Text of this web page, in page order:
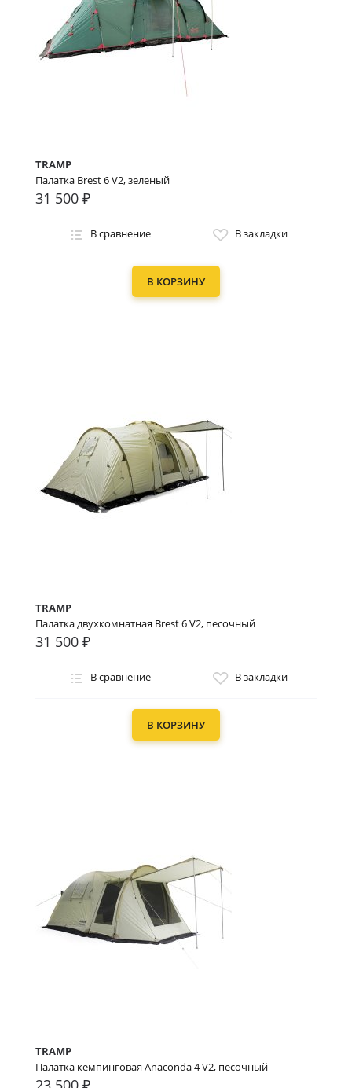
TRAMP
Палатка Brest 6 V2, зеленый
31 500 ₽
В сравнение В закладки
В КОРЗИНУ
TRAMP
Палатка двухкомнатная Brest 6 V2, песочный
31 500 ₽
В сравнение В закладки
В КОРЗИНУ
TRAMP
Палатка кемпинговая Anaconda 4 V2, песочный